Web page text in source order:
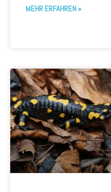
MEHR ERFAHREN »